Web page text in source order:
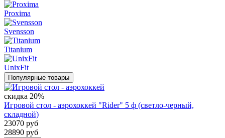
Proxima
Svensson
Titanium
UnixFit
Популярные товары
скидка 20%
Игровой стол - аэрохоккей "Rider" 5 ф (светло-черный,
складной)
23070 руб
28890 руб